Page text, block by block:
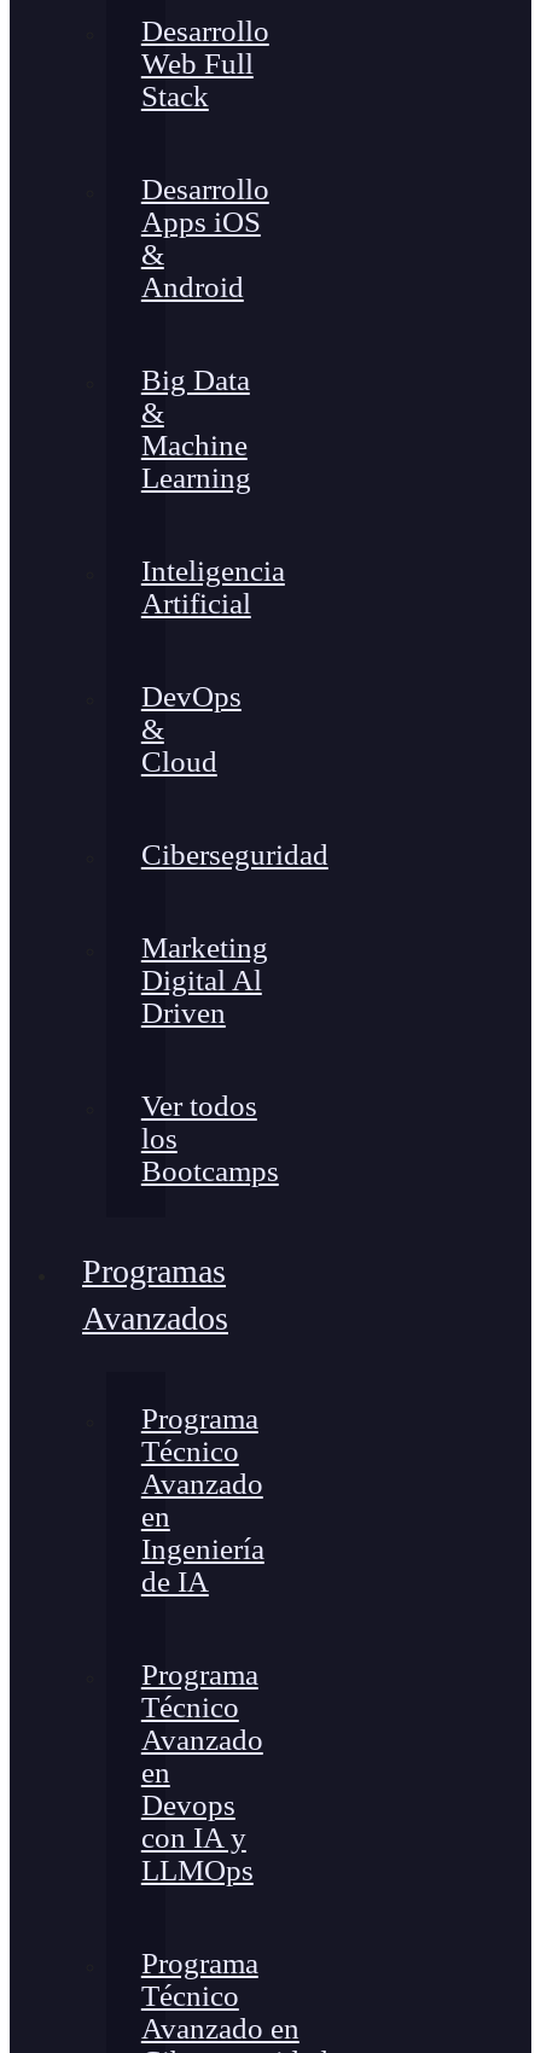
Desarrollo
Web Full
Stack
Desarrollo
Apps iOS
&
Android
Big Data
&
Machine
Learning
Inteligencia
Artificial
DevOps
&
Cloud
Ciberseguridad
Marketing
Digital Al
Driven
Ver todos
los
Bootcamps
Programas
Avanzados
Programa
Técnico
Avanzado
en
Ingeniería
de IA
Programa
Técnico
Avanzado
en
Devops
con IA y
LLMOps
Programa
Técnico
Avanzado en